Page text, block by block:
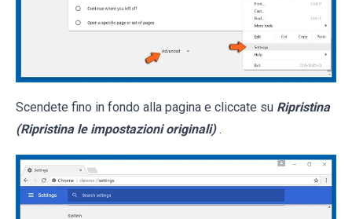
Scendete fino in fondo alla pagina e cliccate su Ripristina
(Ripristina le impostazioni originali) .